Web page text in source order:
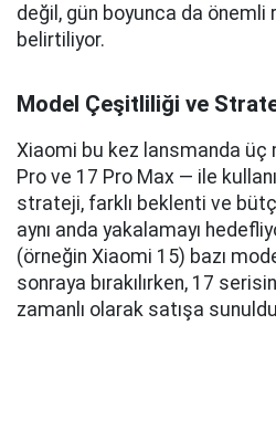
değil, gün boyunca da önemli
belirtiliyor.
Model Çeşitliliği ve
Xiaomi bu kez lansmanda üç
Pro ve 17 Pro Max — ile
strateji, farklı beklenti ve
aynı anda yakalamayı
(örneğin Xiaomi 15) bazı
sonraya bırakılırken, 17
zamanlı olarak satışa